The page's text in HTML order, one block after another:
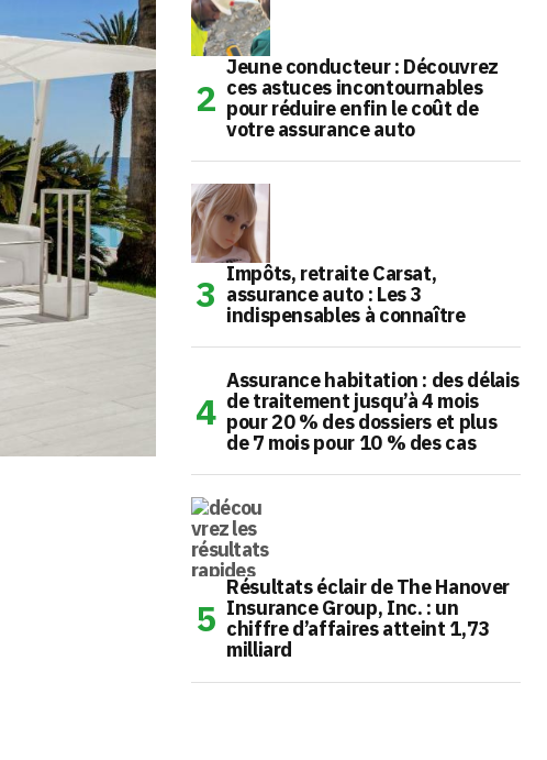
Jeune conducteur : Découvrez
ces astuces incontournables
pour réduire enfin le coût de
votre assurance auto
Impôts, retraite Carsat,
assurance auto : Les 3
indispensables à connaître
Assurance habitation : des délais
de traitement jusqu’à 4 mois
pour 20 % des dossiers et plus
de 7 mois pour 10 % des cas
Résultats éclair de The Hanover
Insurance Group, Inc. : un
chiffre d’affaires atteint 1,73
milliard